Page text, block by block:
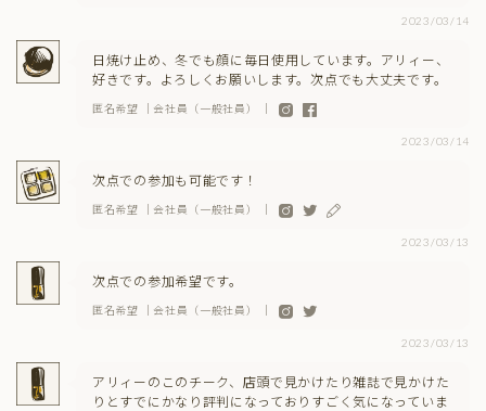
2023/03/14
日焼け止め、冬でも顔に毎日使用しています。アリィー、
好きです。よろしくお願いします。次点でも大丈夫です。
匿名希望 ｜会社員（一般社員） ｜
2023/03/14
次点での参加も可能です！
匿名希望 ｜会社員（一般社員） ｜
2023/03/13
次点での参加希望です。
匿名希望 ｜会社員（一般社員） ｜
2023/03/13
アリィーのこのチーク、店頭で見かけたり雑誌で見かけた
りとすでにかなり評判になっておりすごく気になっていま